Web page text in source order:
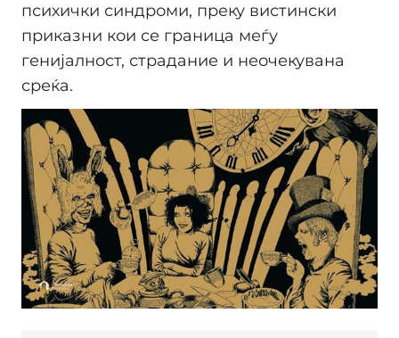
психички синдроми, преку вистински
приказни кои се граница меѓу
генијалност, страдание и неочекувана
среќа.